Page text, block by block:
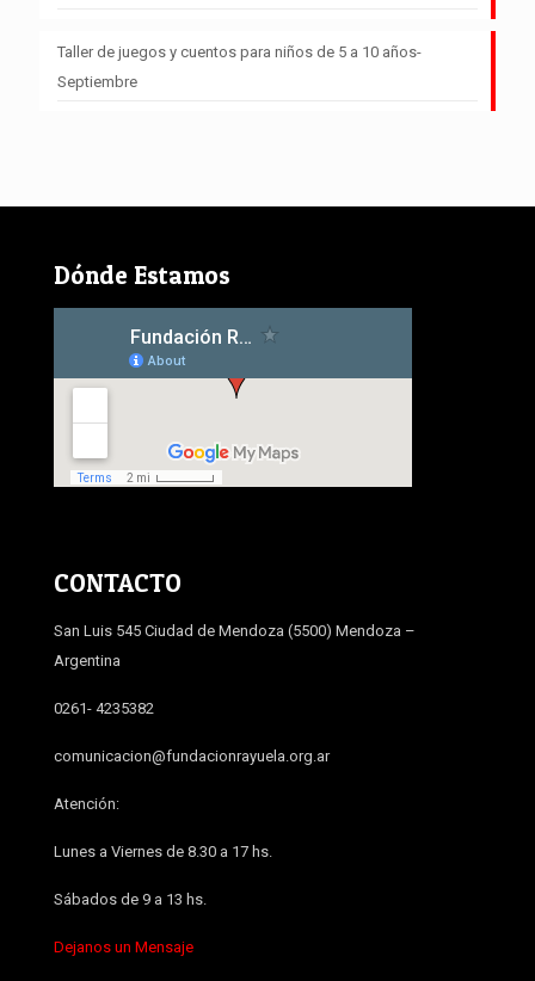
Taller de juegos y cuentos para niños de 5 a 10 años-
Septiembre
Dónde Estamos
CONTACTO
San Luis 545 Ciudad de Mendoza (5500) Mendoza –
Argentina
0261- 4235382
comunicacion@fundacionrayuela.org.ar
Atención:
Lunes a Viernes de 8.30 a 17 hs.
Sábados de 9 a 13 hs.
Dejanos un Mensaje